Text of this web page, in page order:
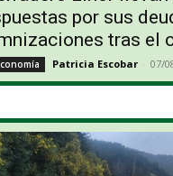
por sus
tras el
Patricia Escobar - 07/